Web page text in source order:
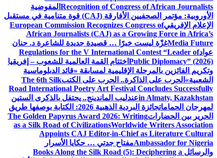
Recognition of Congress of African Journalists المفوضية
الأوروبية: مؤتمر الصحفيين الأفارقة (CAJ) قوة متنامية في مستقبل
الإعلام الإفريقيEuropean Commission Recognizes Congress of
African Journalists (CAJ) as a Growing Force in Africa’s
Media Futureغزّة ليست خبرًا … قصيدة جديدة للشاعرة د. حنان
عوادRegulations for the V International Contest “Leader of
Public Diplomacy” (2026) اختتام القمة العالمية للشعوب – إفريقيا
وتكريم الفائزين بالمرحلة الإقليمية لمسابقة «قائد الدبلوماسية
الشعبية» الحرب على الذاكرة.. الحرب على الكتبThe 6th Silk
Road International Poetry Art Festival Concludes Successfully
in Almaty, Kazakhstanعندليب الماندينج.. يحتفل بالذكرى الستين
لمهرجان الحمامات
جائزة البردية الذهبية 2026: الكتابة بوصفها طريق
الحرير بين الحضاراتThe Golden Papyrus Award 2026: Writing
as a Silk Road of CivilizationsWorldwide Writers Association
Appoints CAJ Editor-in-Chief as Literature Cultural
Ambassador for Nigeriaمفتاح جدتي … حكايا الأسرار
والرسائل Books Along the Silk Road (5): Deciphering a